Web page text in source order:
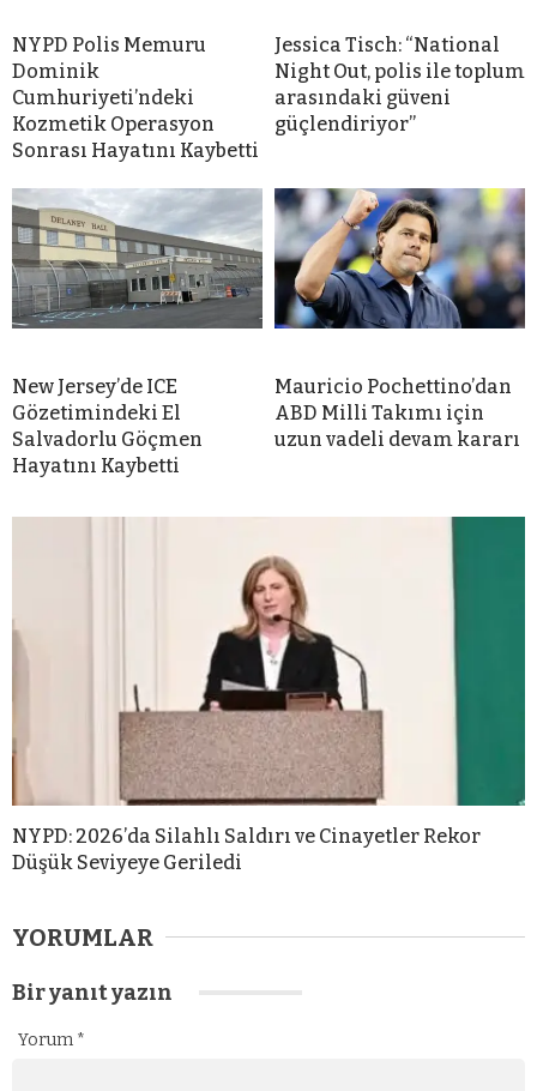
NYPD Polis Memuru
Dominik
Cumhuriyeti’ndeki
Kozmetik Operasyon
Sonrası Hayatını Kaybetti
Jessica Tisch: “National
Night Out, polis ile toplum
arasındaki güveni
güçlendiriyor”
New Jersey’de ICE
Gözetimindeki El
Salvadorlu Göçmen
Hayatını Kaybetti
Mauricio Pochettino’dan
ABD Milli Takımı için
uzun vadeli devam kararı
NYPD: 2026’da Silahlı Saldırı ve Cinayetler Rekor
Düşük Seviyeye Geriledi
YORUMLAR
Bir yanıt yazın
Yorum *